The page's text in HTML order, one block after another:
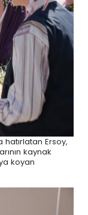
hatırlatan Ersoy,
kaynak
koyan